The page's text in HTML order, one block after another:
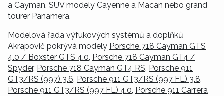
a Cayman, SUV modely Cayenne a Macan nebo grand
tourer Panamera.
Modelová řada výfukových systémů a doplňků
Akrapovič pokrývá modely Porsche 718 Cayman GTS
4.0 / Boxster GTS 4.0, Porsche 718 Cayman GT4 /
Spyder, Porsche 718 Cayman GT4 RS, Porsche 911
GT3/RS (997) 3.6, Porsche 911 GT3/RS (997 FL) 3.8,
Porsche 911 GT3/RS (997 FL) 4.0, Porsche 911 Carrera